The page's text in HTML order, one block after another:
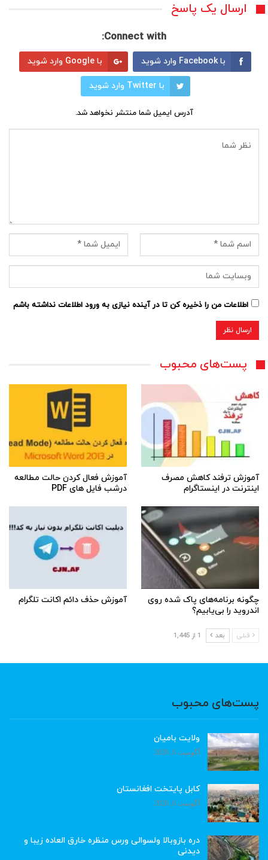
ارسال یک پاسخ
Connect with:
با Facebook وارد شوید با Google وارد شوید
با Twitter وارد شوید
آدرس ایمیل شما منتشر نخواهد شد.
اطلاعات من را ذخیره کن تا در آینده نیازی به ورود اطلاعات نداشته باشم
پست‌های محبوب
آموزش ترفند کاهش مصرف
اینترنت در اینستاگرام
آموزش فعال کردن حالت مطالعه
درشب فایل های PDF
چگونه برنامه‌های پاک شده روی
اندروید را بی‌یابیم؟
آموزش حذف دائم اکانت تلگرام
قبلی بعد 1 از 1,445
پست‌های محبوب
ولایت بامیان
آگوست 6, 2026
کابل پایتخت افغانستان
آگوست 6, 2026
دره بازوبالا ولسوالی ورس منظره خارق العاده زیبا و
دیدنی